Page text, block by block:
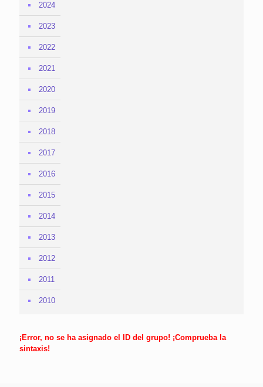
2024
2023
2022
2021
2020
2019
2018
2017
2016
2015
2014
2013
2012
2011
2010
¡Error, no se ha asignado el ID del grupo! ¡Comprueba la
sintaxis!